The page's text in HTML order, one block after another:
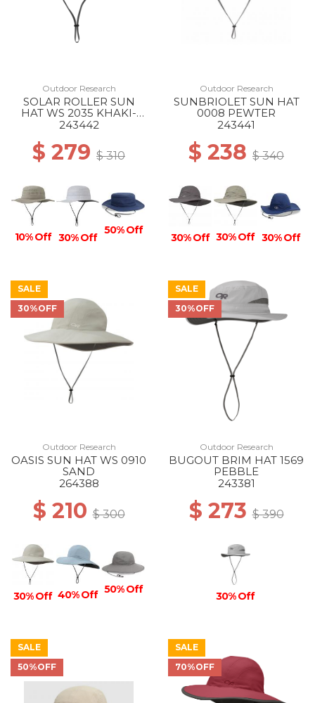
Outdoor Research
SOLAR ROLLER SUN
HAT WS 2035 KHAKI-
RICE EMBROIDERY
243442
$ 279 $ 310
10% Off 30% Off
50% Off
Outdoor Research
SUNBRIOLET SUN HAT
0008 PEWTER
243441
$ 238 $ 340
30% Off 30% Off 30% Off
SALE
30%OFF
Outdoor Research
OASIS SUN HAT WS 0910
SAND
264388
$ 210$ 300
30% Off 40% Off 50% Off
SALE
30%OFF
Outdoor Research
BUGOUT BRIM HAT 1569
PEBBLE
243381
$ 273$ 390
30% Off
SALE
50%OFF
SALE
70%OFF